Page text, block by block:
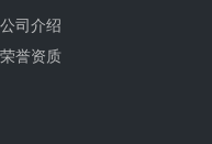
公司介绍
荣誉资质